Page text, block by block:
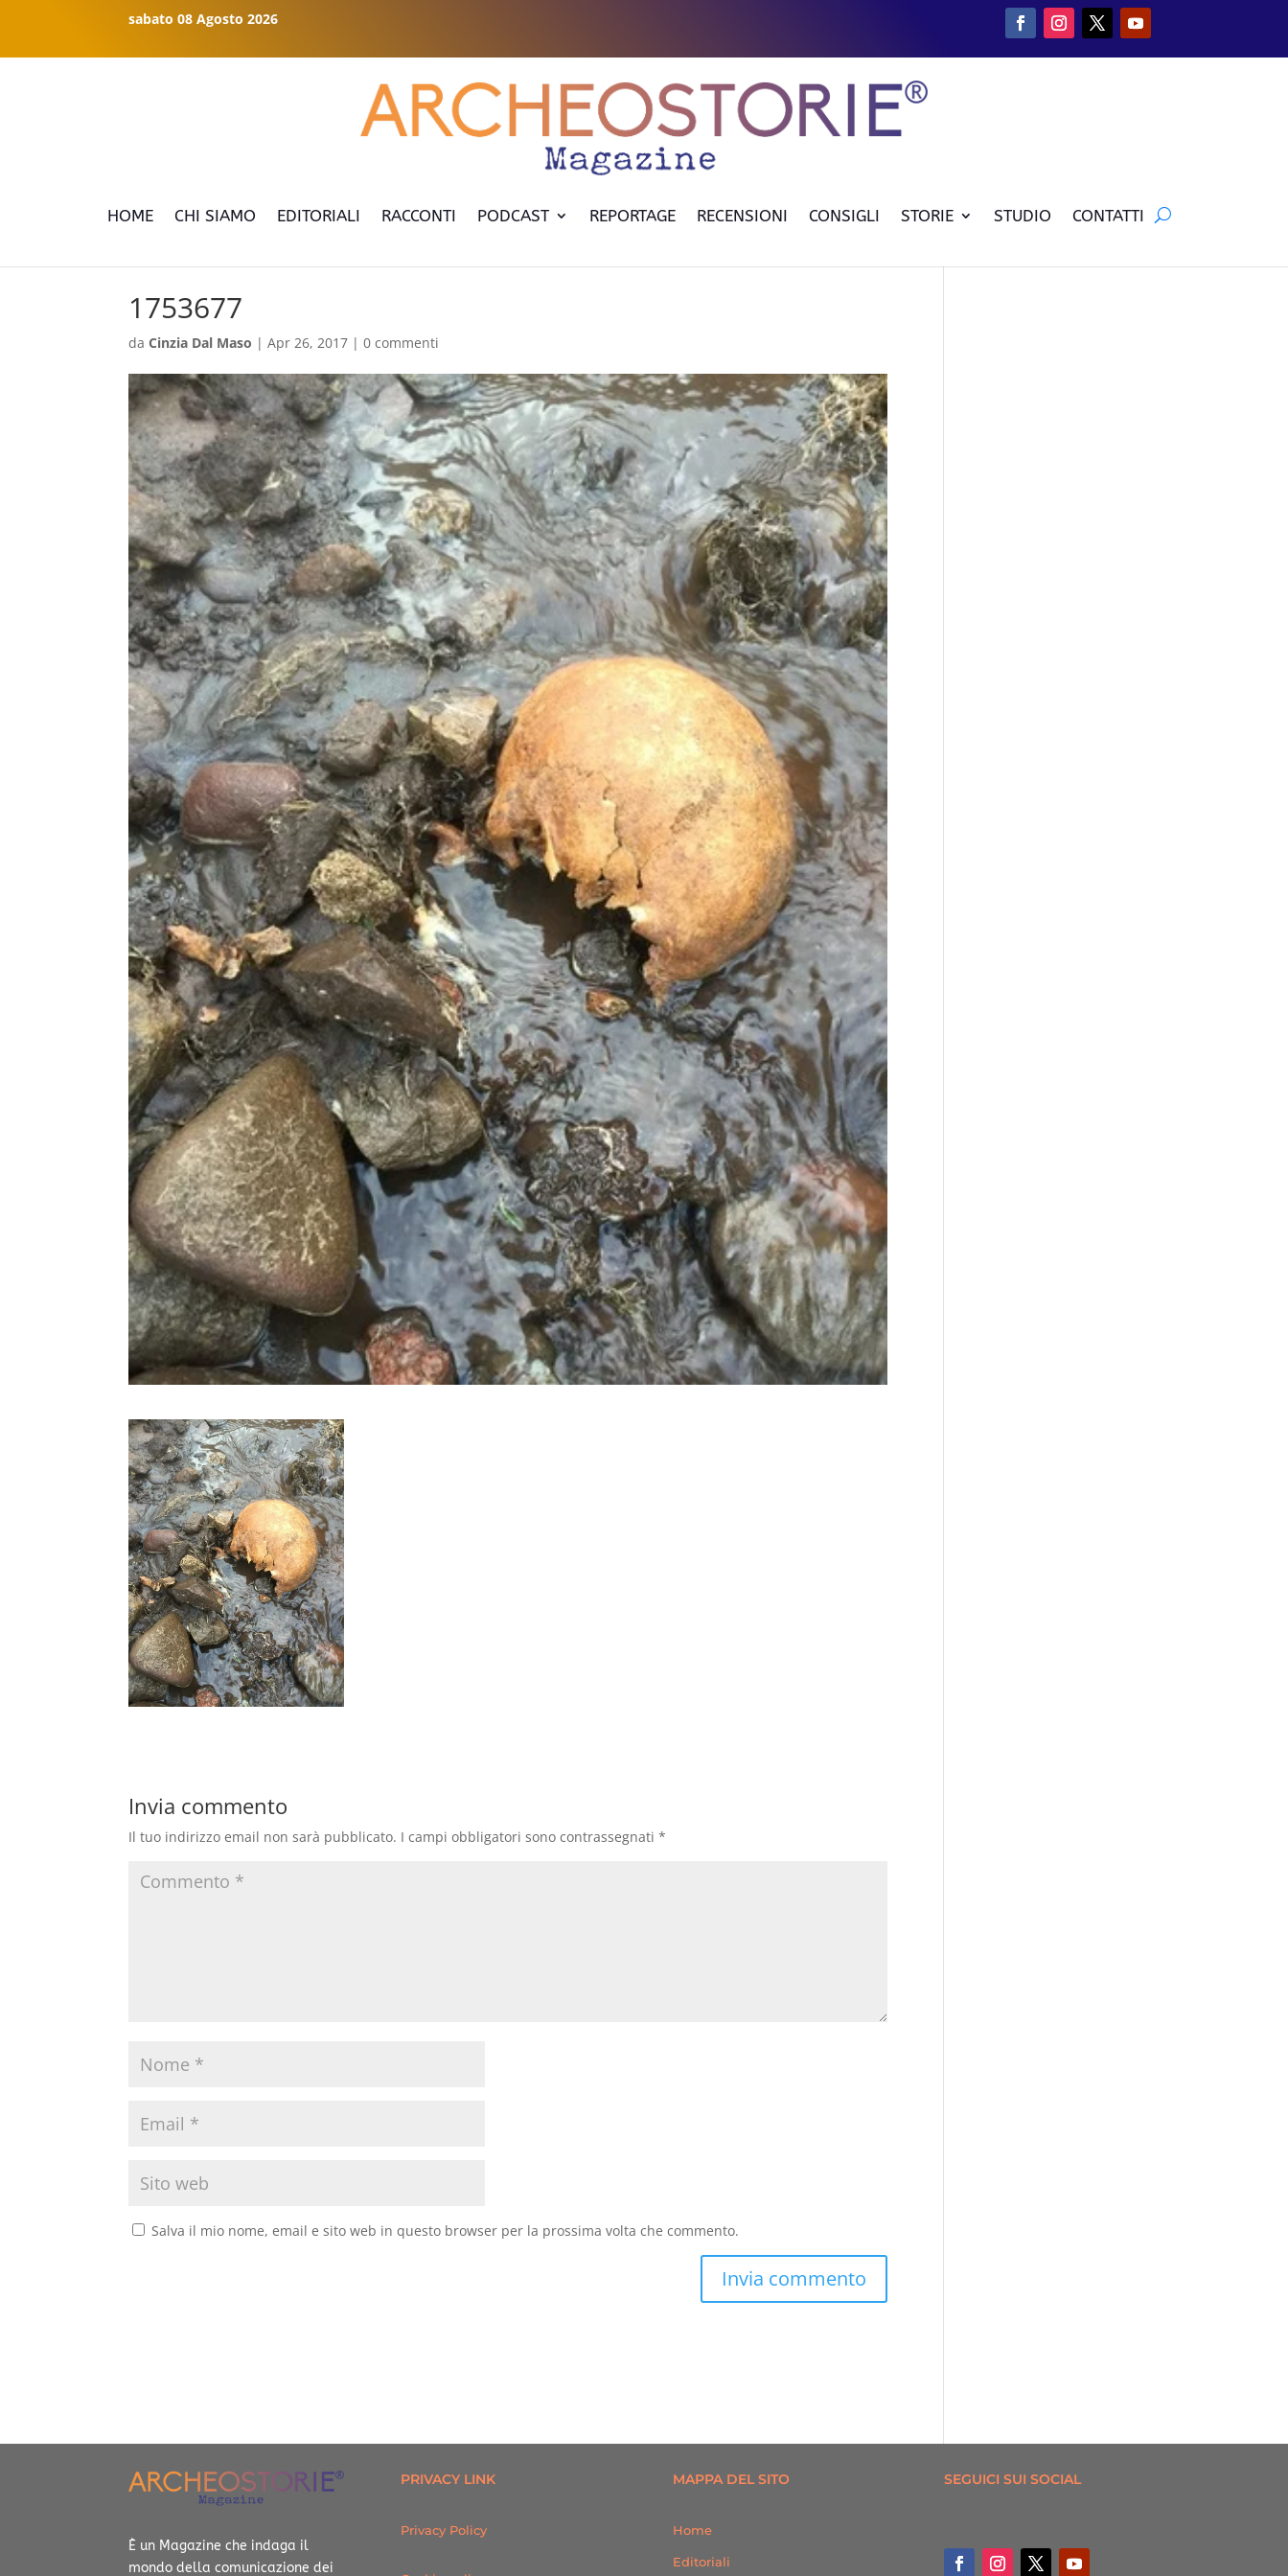
sabato 08 Agosto 2026
HOME CHI SIAMO EDITORIALI RACCONTI PODCAST REPORTAGE RECENSIONI CONSIGLI STORIE STUDIO CONTATTI
1753677
daCinzia Dal Maso |Apr 26, 2017 |0 commenti
Invia commento
Il tuo indirizzo email non sarà pubblicato. I campi obbligatori sono contrassegnati*
Salva il mio nome, email e sito web in questo browser per la prossima volta che commento.
È un Magazine che indaga il
mondo della comunicazione dei
PRIVACY LINK
Privacy Policy
MAPPA DEL SITO
Home
Editoriali
SEGUICI SUI SOCIAL